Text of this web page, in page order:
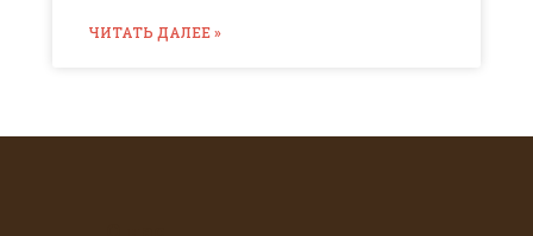
ЧИТАТЬ ДАЛЕЕ »